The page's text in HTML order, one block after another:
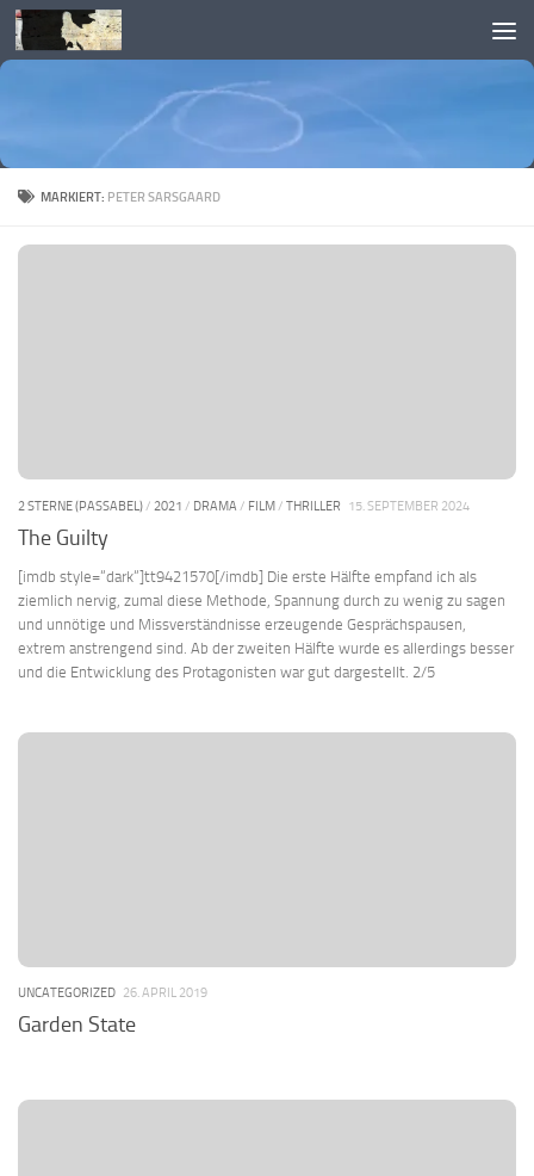
Skip to content
MARKIERT: PETER SARSGAARD
2 STERNE (PASSABEL)/ 2021 / DRAMA / FILM/ THRILLER 15. SEPTEMBER 2024
The Guilty
[imdb style=“dark“]tt9421570[/imdb] Die erste Hälfte empfand ich als
ziemlich nervig, zumal diese Methode, Spannung durch zu wenig zu sagen
und unnötige und Missverständnisse erzeugende Gesprächspausen,
extrem anstrengend sind. Ab der zweiten Hälfte wurde es allerdings besser
und die Entwicklung des Protagonisten war gut dargestellt. 2/5
UNCATEGORIZED 26. APRIL 2019
Garden State